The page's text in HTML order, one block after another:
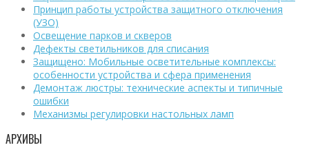
Принцип работы устройства защитного отключения
(УЗО)
Освещение парков и скверов
Дефекты светильников для списания
Защищено: Мобильные осветительные комплексы:
особенности устройства и сфера применения
Демонтаж люстры: технические аспекты и типичные
ошибки
Механизмы регулировки настольных ламп
АРХИВЫ